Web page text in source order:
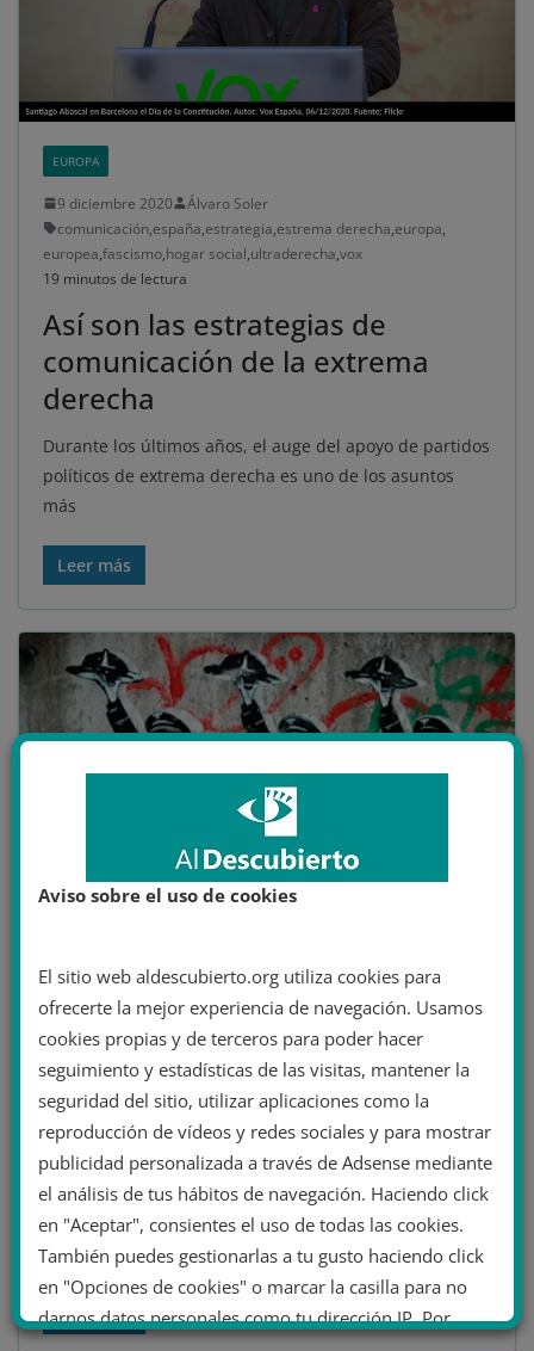
EUROPA
9 diciembre 2020
Álvaro Soler
comunicación,españa,estrategia,estrema derecha,europa,
europea,fascismo,hogar social,ultraderecha,vox
19 minutos de lectura
Así son las estrategias de
comunicación de la extrema
derecha
Durante los últimos años, el auge del apoyo de partidos
políticos de extrema derecha es uno de los asuntos
más
Leer más
11 noviembre 2020
Vicente Barrachina
discurso disturbios españa ,estrema derecha,hacer españa,
hogar social,juventud ,Mascarillas rojigualdas,vox
13 minutos de lectura
Cómo penetra el discurso
ultraderechista en la juventud
A raíz de las restricciones de movilidad a causa de la
crisis sanitaria por coronavirus, se está dando un
incremento
Leer más
Aviso sobre el uso de cookies
El sitio web aldescubierto.org utiliza cookies para
ofrecerte la mejor experiencia de navegación. Usamos
cookies propias y de terceros para poder hacer
seguimiento y estadísticas de las visitas, mantener la
seguridad del sitio, utilizar aplicaciones como la
reproducción de vídeos y redes sociales y para mostrar
publicidad personalizada a través de Adsense mediante
el análisis de tus hábitos de navegación. Haciendo click
en "Aceptar", consientes el uso de todas las cookies.
También puedes gestionarlas a tu gusto haciendo click
en "Opciones de cookies" o marcar la casilla para no
darnos datos personales como tu dirección IP. Por